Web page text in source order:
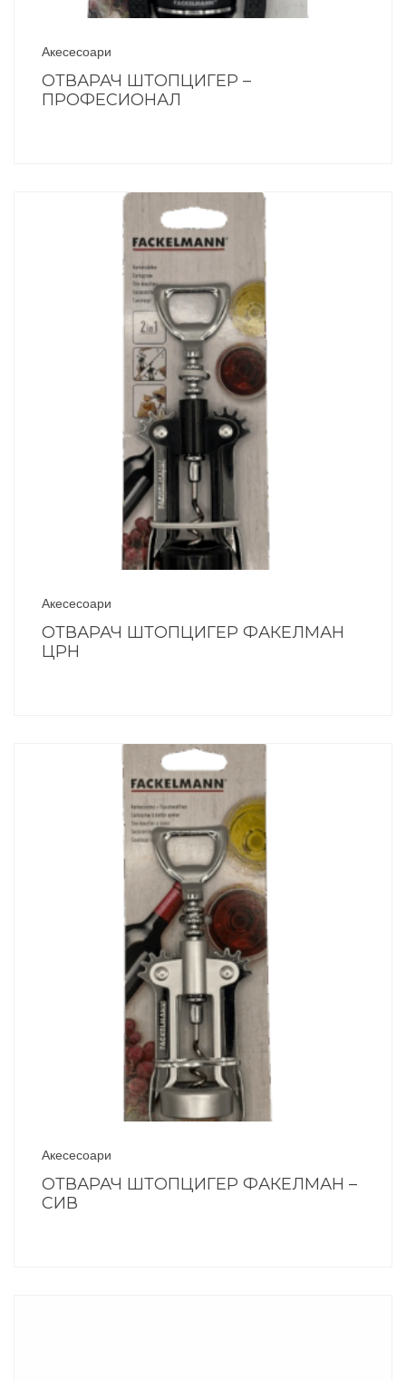
Акесесоари
ОТВАРАЧ ШТОПЦИГЕР –
ПРОФЕСИОНАЛ
Акесесоари
ОТВАРАЧ ШТОПЦИГЕР ФАКЕЛМАН
ЦРН
Акесесоари
ОТВАРАЧ ШТОПЦИГЕР ФАКЕЛМАН –
СИВ